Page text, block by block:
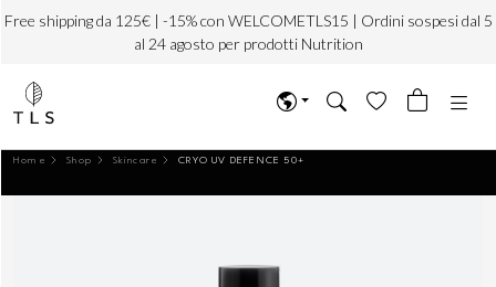
Free shipping da 125€ | -15% con WELCOMETLS15 | Ordini sospesi dal 5
al 24 agosto per prodotti Nutrition
Home Shop Skincare CRYO UV DEFENCE 50+